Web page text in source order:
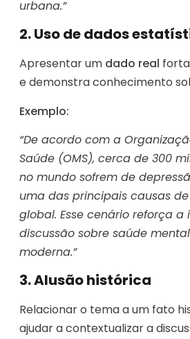
urbana.”
2. Uso de dados
Apresentar um dado real
e demonstra conhecimento
Exemplo:
“De acordo com a
Saúde (OMS), cerca de 300
no mundo sofrem de
uma das principais causas
global. Esse cenário reforça
discussão sobre saúde
moderna.”
3. Alusão histórica
Relacionar o tema a um fato
ajudar a contextualizar a